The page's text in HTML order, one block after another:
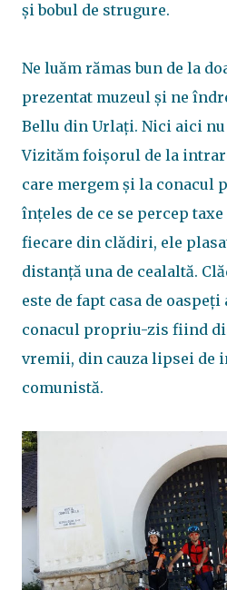
și bobul de strugure.
Ne luăm rămas bun de la
prezentat muzeul și ne
Bellu din Urlați. Nici aici
Vizităm foișorul de la
care mergem și la conacul
înțeles de ce se percep
fiecare din clădiri, ele
distanță una de cealaltă.
este de fapt casa de
conacul propriu-zis fiind
vremii, din cauza lipsei de
comunistă.